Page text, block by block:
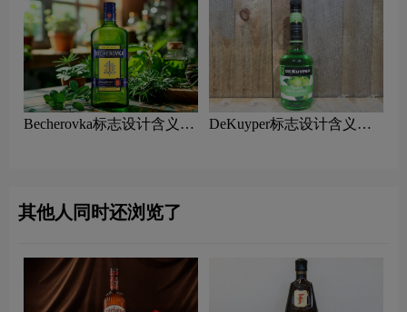
Becherovka标志设计含义及
DeKuyper标志设计含义及
其他人同时还浏览了